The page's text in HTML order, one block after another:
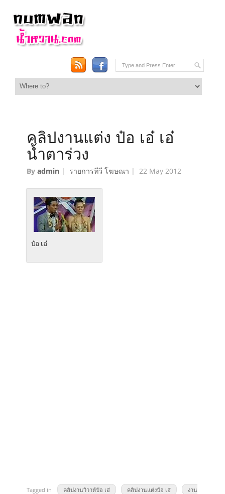
คลิปงานแต่ง ป๋อ เอ๋ เอ๋
น้ำตาร่วง
Byadmin | รายการทีวี โฆษณา |22 May 2012
ป๋อ เอ๋
Tagged in คลิปงานวิวาห์ป๋อ เอ๋ คลิปงานแต่งป๋อ เอ๋
งาน